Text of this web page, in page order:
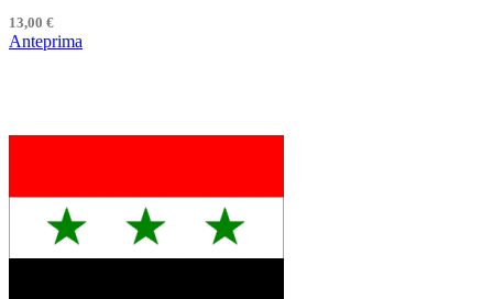
13,00 €
Anteprima